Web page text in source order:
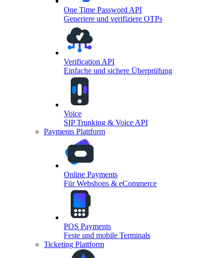
One Time Password API
Generiere und verifiziere OTPs
Verification API
Einfache und sichere Überprüfung
Voice
SIP Trunking & Voice API
Payments Plattform
Online Payments
Für Webshops & eCommerce
POS Payments
Feste und mobile Terminals
Ticketing Plattform